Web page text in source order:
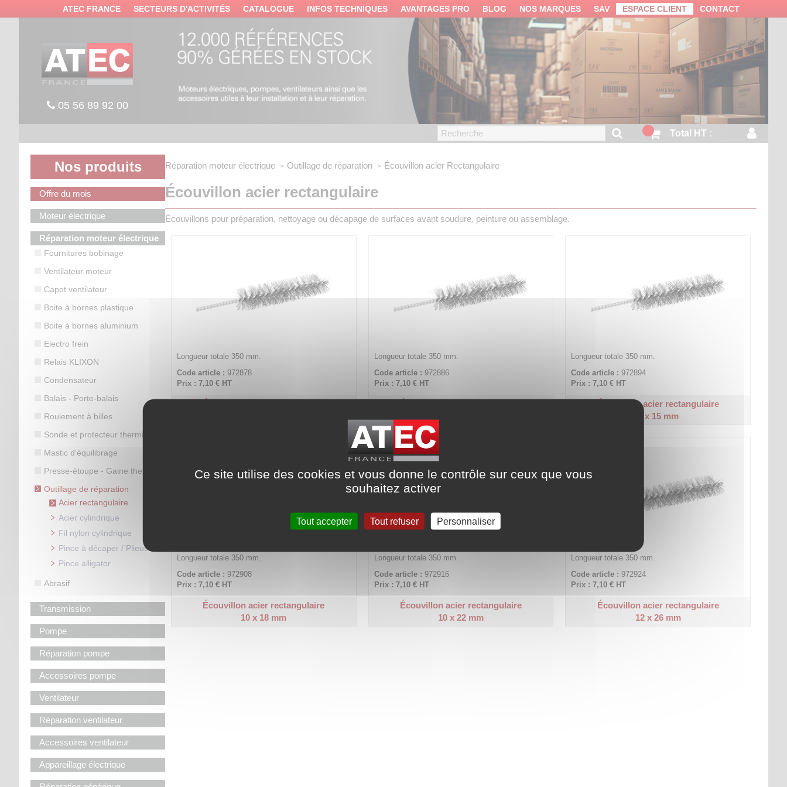
ATEC FRANCE SECTEURS D'ACTIVITÉS CATALOGUE INFOS TECHNIQUES AVANTAGES PRO BLOG NOS MARQUES SAV ESPACE CLIENT CONTACT
05 56 89 92 00
Total HT :
Nos produits
Offre du mois
Moteur électrique
Réparation moteur électrique
Fournitures bobinage
Ventilateur moteur
Capot ventilateur
Boite à bornes plastique
Boite à bornes aluminium
Electro frein
Relais KLIXON
Condensateur
Balais - Porte-balais
Roulement à billes
Sonde et protecteur thermique
Mastic d'équilibrage
Presse-étoupe - Gaine thermo
Outillage de réparation
Acier rectangulaire
Acier cylindrique
Fil nylon cylindrique
Pince à décaper / Plieuse
Pince alligator
Abrasif
Transmission
Pompe
Réparation pompe
Accessoires pompe
Ventilateur
Réparation ventilateur
Accessoires ventilateur
Appareillage électrique
Réparation moteur électrique Outillage de réparation Écouvillon acier Rectangulaire
Écouvillon acier rectangulaire
Écouvillons pour préparation, nettoyage ou décapage de surfaces avant soudure, peinture ou assemblage.
Longueur totale 350 mm.
Code article : 972878
Prix : 7,10 € HT
Longueur totale 350 mm.
Code article : 972886
Prix : 7,10 €HT
Longueur totale 350 mm.
Code article : 972894
Prix : 7,10 € HT
Écouvillon acier rectangulaire
8 x 15 mm
Longueur totale 350 mm.
Code article : 972908
Prix : 7,10 € HT
Écouvillon acier rectangulaire
10 x 18 mm
Longueur totale 350 mm.
Code article : 972916
Prix : 7,10 €HT
Écouvillon acier rectangulaire
10 x 22 mm
Longueur totale 350 mm.
Code article : 972924
Prix : 7,10 € HT
Écouvillon acier rectangulaire
12 x 26 mm
Panneau de gestion des cookies
Ce site utilise des cookies et vous donne le contrôle sur ceux que vous
souhaitez activer
Tout accepter Tout refuser Personnaliser